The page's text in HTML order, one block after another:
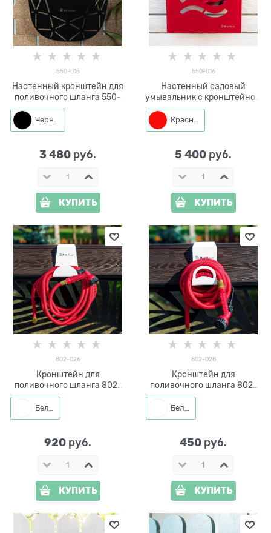
550-015
Настенный кронштейн для
поливочного шланга 550-
015
Черный
3 480 руб.
КУПИТЬ
550-016
Настенный садовый
умывальник с кронштейном
для шланга iFONTE-550-016
Красный
5 400 руб.
КУПИТЬ
802-026
Кронштейн для
поливочного шланга 802-
026
Белый
920 руб.
КУПИТЬ
802-028
Кронштейн для
поливочного шланга 802-
028 металлический
Белый
450 руб.
КУПИТЬ